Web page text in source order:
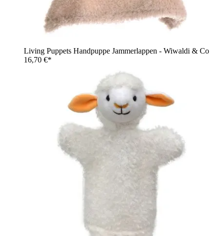
Living Puppets Handpuppe Jammerlappen - Wiwaldi & Co
16,70 €*